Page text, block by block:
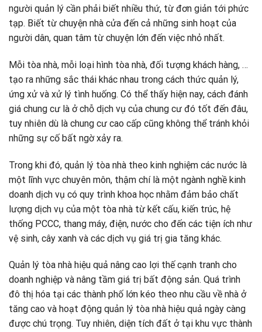
người quản lý cần phải biết nhiều thứ, từ đơn giản tới phức
tạp. Biết từ chuyện nhà cửa đến cả những sinh hoạt của
người dân, quan tâm từ chuyện lớn đến việc nhỏ nhất.
Mỗi tòa nhà, mỗi loại hình tòa nhà, đối tượng khách hàng, …
tạo ra những sắc thái khác nhau trong cách thức quản lý,
ứng xử và xử lý tình huống. Có thể thấy hiện nay, cách đánh
giá chung cư là ở chỗ dịch vụ của chung cư đó tốt đến đâu,
tuy nhiên dù là chung cư cao cấp cũng không thể tránh khỏi
những sự cố bất ngờ xảy ra.
Trong khi đó, quản lý tòa nhà theo kinh nghiệm các nước là
một lĩnh vực chuyên môn, thậm chí là một ngành nghề kinh
doanh dịch vụ có quy trình khoa học nhằm đảm bảo chất
lượng dịch vụ của một tòa nhà từ kết cấu, kiến trúc, hệ
thống PCCC, thang máy, điện, nước cho đến các tiện ích như
vệ sinh, cây xanh và các dịch vụ giá trị gia tăng khác.
Quản lý tòa nhà hiệu quả nâng cao lợi thế cạnh tranh cho
doanh nghiệp và nâng tầm giá trị bất động sản. Quá trình
đô thị hóa tại các thành phố lớn kéo theo nhu cầu về nhà ở
tăng cao và hoạt động quản lý tòa nhà hiệu quả ngày càng
được chú trọng. Tuy nhiên, diện tích đất ở tại khu vực thành